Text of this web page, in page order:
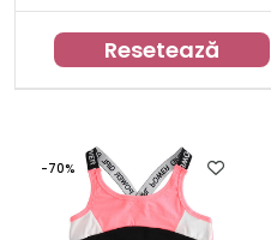
Resetează
-70%